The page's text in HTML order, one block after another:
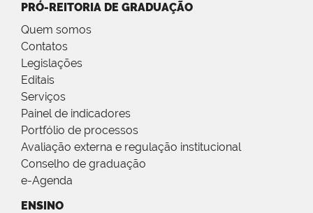
PRÓ-REITORIA DE GRADUAÇÃO
Quem somos
Contatos
Legislações
Editais
Serviços
Painel de indicadores
Portfólio de processos
Avaliação externa e regulação institucional
Conselho de graduação
e-Agenda
ENSINO